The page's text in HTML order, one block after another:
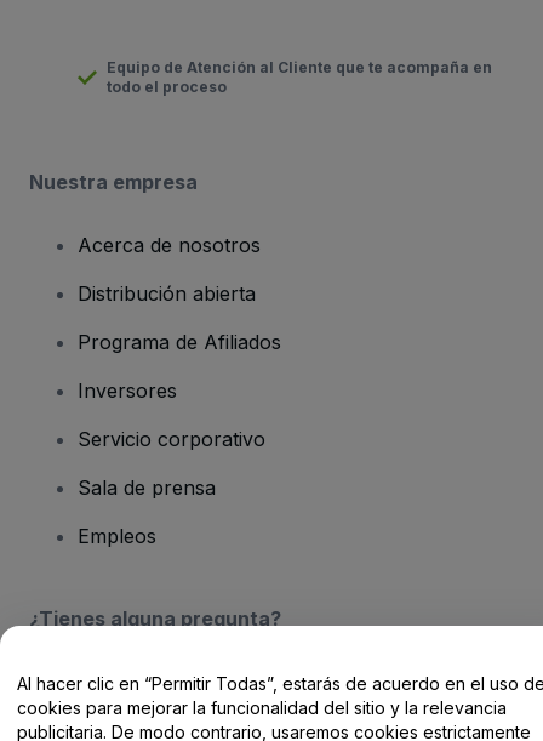
Equipo de Atención al Cliente que te acompaña en
todo el proceso
Nuestra empresa
Acerca de nosotros
Distribución abierta
Programa de Afiliados
Inversores
Servicio corporativo
Sala de prensa
Empleos
¿Tienes alguna pregunta?
Centro de Ayuda / Contacto
Al hacer clic en “Permitir Todas”, estarás de acuerdo en el uso
cookies para mejorar la funcionalidad del sitio y la relevancia
publicitaria. De modo contrario, usaremos cookies estrictamente